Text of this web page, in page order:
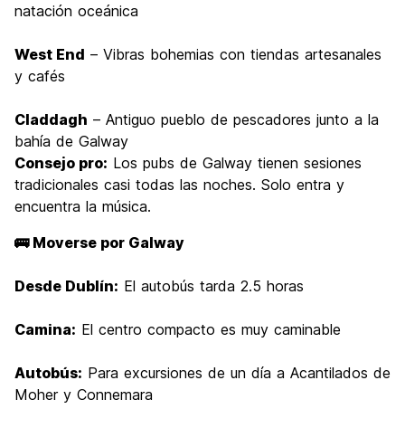
natación oceánica
West End – Vibras bohemias con tiendas artesanales
y cafés
Claddagh – Antiguo pueblo de pescadores junto a la
bahía de Galway
Consejo pro: Los pubs de Galway tienen sesiones
tradicionales casi todas las noches. Solo entra y
encuentra la música.
🚌 Moverse por Galway
Desde Dublín: El autobús tarda 2.5 horas
Camina: El centro compacto es muy caminable
Autobús: Para excursiones de un día a Acantilados de
Moher y Connemara